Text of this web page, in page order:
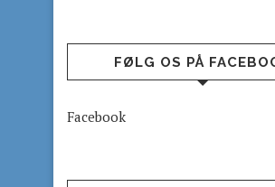
FØLG OS PÅ
Facebook